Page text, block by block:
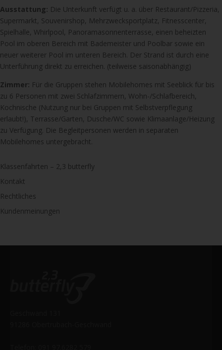
Ausstattung: Die Unterkunft verfügt u. a. über Restaurant/Pizzeria,
Supermarkt, Souvenirshop, Mehrzwecksportplatz, Fitnesscenter,
Spielhalle, Whirlpool, Panoramasonnenterrasse, einen beheizten
Pool im oberen Bereich mit Bademeister und Poolbar sowie ein
neuer weiterer Pool im unteren Bereich. Der Strand ist durch eine
Unterführung direkt zu erreichen. (teilweise saisonabhängig)
Zimmer: Für die Gruppen stehen Mobilehomes mit Seeblick für bis
zu 6 Personen mit zwei Schlafzimmern, Wohn-/Schlafbereich,
Kochnische (Nutzung nur bei Gruppen mit Selbstverpflegung
erlaubt!), Terrasse/Garten, Dusche/WC sowie Klimaanlage/Heizung
zu Verfügung. Die Begleitpersonen werden in separaten
Mobilehomes untergebracht.
Klassenfahrten – 2,3 butterfly
Kontakt
Rechtliches
Kundenmeinungen